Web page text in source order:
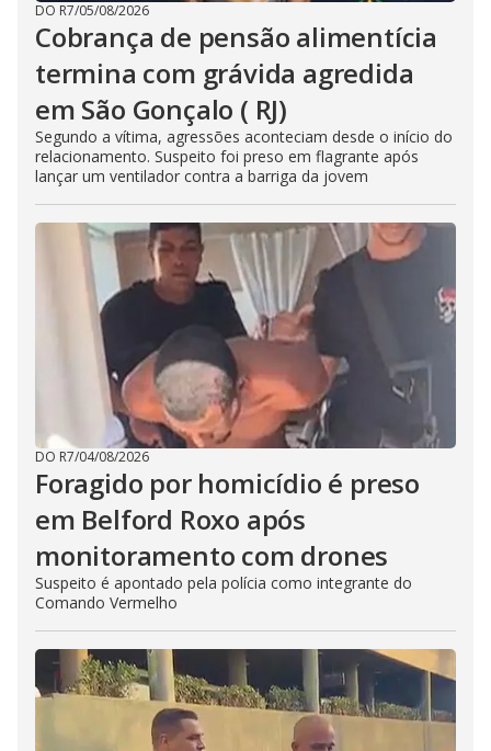
DO R7/05/08/2026
Cobrança de pensão alimentícia
termina com grávida agredida
em São Gonçalo ( RJ)
Segundo a vítima, agressões aconteciam desde o início do
relacionamento. Suspeito foi preso em flagrante após
lançar um ventilador contra a barriga da jovem
DO R7/04/08/2026
Foragido por homicídio é preso
em Belford Roxo após
monitoramento com drones
Suspeito é apontado pela polícia como integrante do
Comando Vermelho